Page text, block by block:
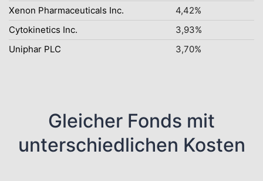
Xenon Pharmaceuticals Inc.
4,42%
Cytokinetics Inc.
3,93%
Uniphar PLC
3,70%
Gleicher Fonds mit
unterschiedlichen Kosten